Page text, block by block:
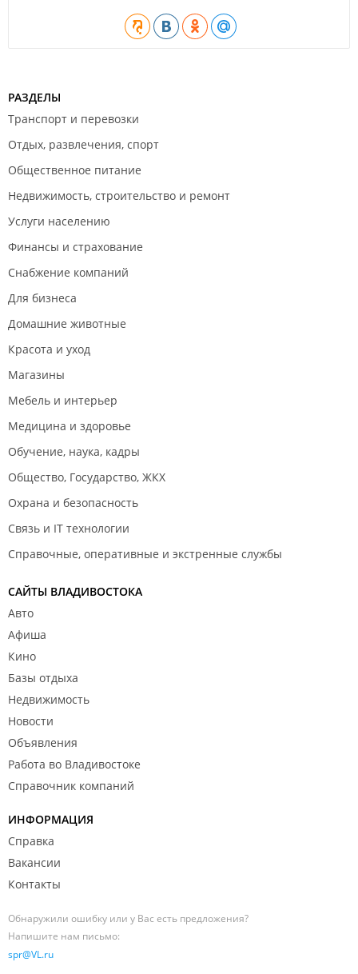
РАЗДЕЛЫ
Транспорт и перевозки
Отдых, развлечения, спорт
Общественное питание
Недвижимость, строительство и ремонт
Услуги населению
Финансы и страхование
Снабжение компаний
Для бизнеса
Домашние животные
Красота и уход
Магазины
Мебель и интерьер
Медицина и здоровье
Обучение, наука, кадры
Общество, Государство, ЖКХ
Охрана и безопасность
Связь и IT технологии
Справочные, оперативные и экстренные службы
САЙТЫ ВЛАДИВОСТОКА
Авто
Афиша
Кино
Базы отдыха
Недвижимость
Новости
Объявления
Работа во Владивостоке
Справочник компаний
ИНФОРМАЦИЯ
Справка
Вакансии
Контакты
Обнаружили ошибку или у Вас есть предложения?
Напишите нам письмо:
spr@VL.ru